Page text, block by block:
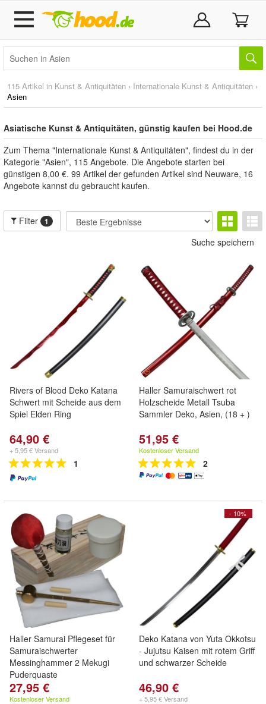
115 Artikel in Kunst & Antiquitäten › Internationale Kunst & Antiquitäten ›
Asien
Asiatische Kunst & Antiquitäten, günstig kaufen bei Hood.de
Zum Thema "Internationale Kunst & Antiquitäten", findest du in der
Kategorie "Asien", 115 Angebote. Die Angebote starten bei
günstigen 8,00 €. 99 Artikel der gefunden Artikel sind Neuware, 16
Angebote kannst du gebraucht kaufen.
Filter 1
Suche speichern
Rivers of Blood Deko Katana
Schwert mit Scheide aus dem
Spiel Elden Ring
64,90 €
+ 5,95 € Versand
1
Haller Samuraischwert rot
Holzscheide Metall Tsuba
Sammler Deko, Asien, (18 + )
51,95 €
Kostenloser Versand
2
Haller Samurai Pflegeset für
Samuraischwerter
Messinghammer 2 Mekugi
Puderquaste
27,95 €
Kostenloser Versand
- 10%
Deko Katana von Yuta Okkotsu
- Jujutsu Kaisen mit rotem Griff
und schwarzer Scheide
46,90 €
+ 5,95 € Versand